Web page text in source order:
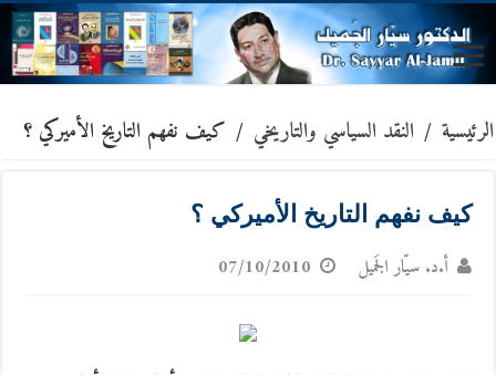
الرئيسية / النقد السياسي والتاريخي / كيف نفهم التاريخ الأميركي ؟
كيف نفهم التاريخ الأميركي ؟
أ.د. سيّار الجَميل 07/10/2010